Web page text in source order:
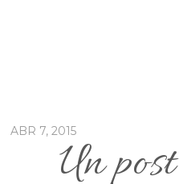
ABR 7, 2015
Un